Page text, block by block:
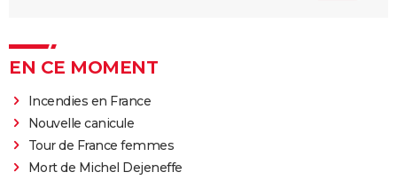
EN CE MOMENT
Incendies en France
Nouvelle canicule
Tour de France femmes
Mort de Michel Dejeneffe